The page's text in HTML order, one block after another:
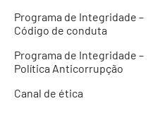
Programa de Integridade –
Código de conduta
Programa de Integridade –
Política Anticorrupção
Canal de ética